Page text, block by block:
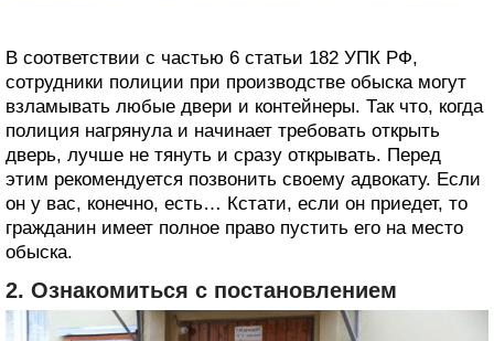
В соответствии с частью 6 статьи 182 УПК РФ,
сотрудники полиции при производстве обыска могут
взламывать любые двери и контейнеры. Так что, когда
полиция нагрянула и начинает требовать открыть
дверь, лучше не тянуть и сразу открывать. Перед
этим рекомендуется позвонить своему адвокату. Если
он у вас, конечно, есть… Кстати, если он приедет, то
гражданин имеет полное право пустить его на место
обыска.
2. Ознакомиться с постановлением